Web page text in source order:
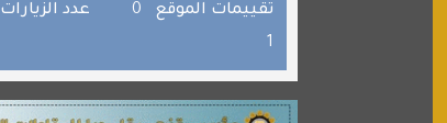
تقييمات الموقع 0
عدد الزيارات
1